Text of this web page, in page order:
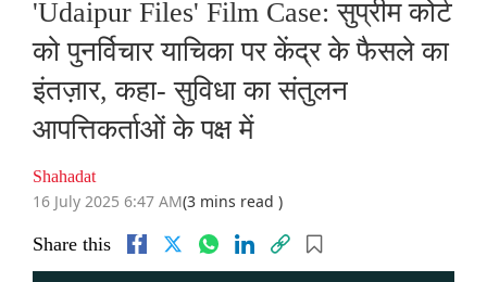
'Udaipur Files' Film Case: सुप्रीम कोर्ट
को पुनर्विचार याचिका पर केंद्र के फैसले का
इंतज़ार, कहा- सुविधा का संतुलन
आपत्तिकर्ताओं के पक्ष में
Shahadat
16 July 2025 6:47 AM(3 mins read )
Share this